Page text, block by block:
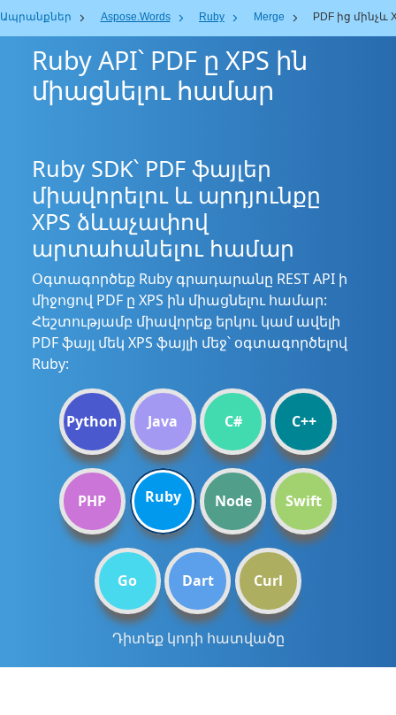
Ապրանքներ Aspose.Words Ruby Merge PDF ից մինչև
Ruby API՝ PDF ը XPS ին
միացնելու համար
Ruby SDK՝ PDF ֆայլեր
միավորելու և արդյունքը
XPS ձևաչափով
արտահանելու համար
Օգտագործեք Ruby գրադարանը REST API ի
միջոցով PDF ը XPS ին միացնելու համար:
Հեշտությամբ միավորեք երկու կամ ավելի
PDF ֆայլ մեկ XPS ֆայլի մեջ՝ օգտագործելով
Ruby:
Python Java C# C++
PHP Ruby Node Swift
Go Dart Curl
Դիտեք կոդի հատվածը